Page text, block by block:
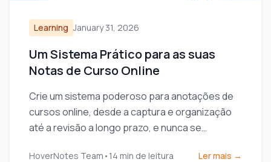
Learning January 31, 2026
Um Sistema Prático para as suas
Notas de Curso Online
Crie um sistema poderoso para anotações de
cursos online, desde a captura e organização
até a revisão a longo prazo, e nunca se
HoverNotes Team • 14 min de leitura Ler mais →